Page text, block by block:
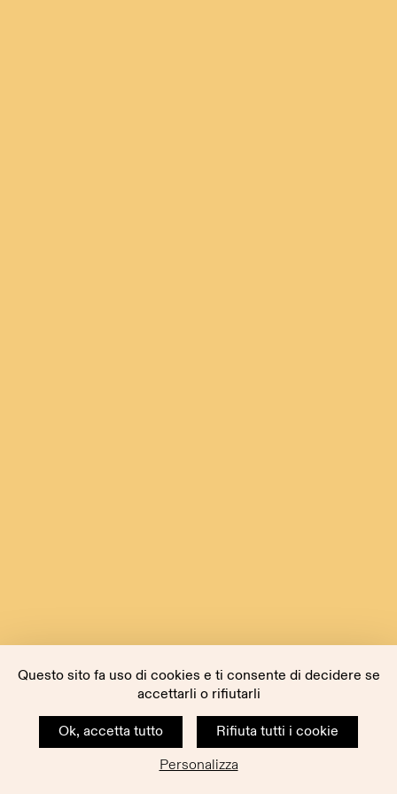
Questo sito fa uso di cookies e ti consente di decidere se
accettarli o rifiutarli
Ok, accetta tutto
Rifiuta tutti i cookie
Personalizza